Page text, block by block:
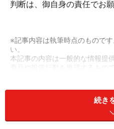
判断は、御自身の責任でお
※記事内容は執筆時点のもので
い。
本記事の内容は一般的な情報提
掲載情報の正確性・完全性につ
が、その内容を保証するもので
などについて当社は一切の責任
最新の情報や詳細については、
続き